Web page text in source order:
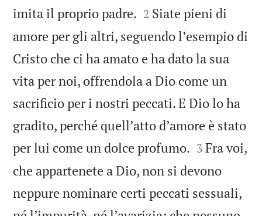
imita il proprio padre. 

2 Siate pieni di
amore per gli altri, seguendo lʼesempio di
Cristo che ci ha amato e ha dato la sua
vita per noi, offrendola a Dio come un
sacrificio per i nostri peccati. E Dio lo ha
gradito, perché quellʼatto dʼamore è stato
per lui come un dolce profumo. 

3 Fra voi,
che appartenete a Dio, non si devono
neppure nominare certi peccati sessuali,